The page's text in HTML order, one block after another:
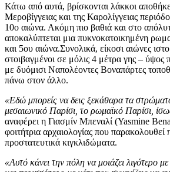
Κάτω από αυτά, βρίσκονται λάκκοι
Μεροβίγγειας και της Καρολίγγειας
10ο αιώνα. Ακόμη πιο βαθιά και στο
αποκαλύπτεται μια πυκνοκατοικημένη
και 5ου αιώνα.Συνολικά, είκοσι αιώνες
στοιβαγμένοι σε μόλις 4 μέτρα γης – ύψος
με δυόμισι Ναπολέοντες Βοναπάρτες
πάνω στον άλλο.
«Εδώ μπορείς να δεις ξεκάθαρα τα
μεσαιωνικό Παρίσι, το ρωμαϊκό Παρίσι,
αναφέρει η Γιασμίν Μπεναλί (Yasmine
φοιτήτρια αρχαιολογίας που παρακολουθεί
προστατευτικά κιγκλιδώματα.
«Αυτό κάνει την πόλη να μοιάζει λιγότερο